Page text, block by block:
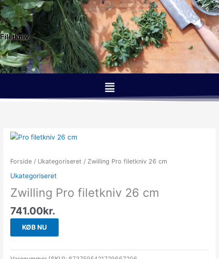
Gå
til
indholdet
Filetkniv
Menu
Forside / Ukategoriseret / Zwilling Pro filetkniv 26 cm
Ukategoriseret
Zwilling Pro filetkniv 26 cm
741.00kr.
KØB NU